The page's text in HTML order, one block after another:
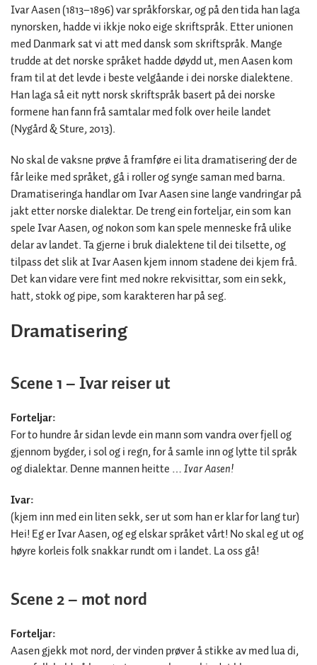
Ivar Aasen (1813–1896) var språkforskar, og på den tida han laga
nynorsken, hadde vi ikkje noko eige skriftspråk. Etter unionen
med Danmark sat vi att med dansk som skriftspråk. Mange
trudde at det norske språket hadde døydd ut, men Aasen kom
fram til at det levde i beste velgåande i dei norske dialektene.
Han laga så eit nytt norsk skriftspråk basert på dei norske
formene han fann frå samtalar med folk over heile landet
(Nygård & Sture, 2013).
No skal de vaksne prøve å framføre ei lita dramatisering der de
får leike med språket, gå i roller og synge saman med barna.
Dramatiseringa handlar om Ivar Aasen sine lange vandringar på
jakt etter norske dialektar. De treng ein forteljar, ein som kan
spele Ivar Aasen, og nokon som kan spele menneske frå ulike
delar av landet. Ta gjerne i bruk dialektene til dei tilsette, og
tilpass det slik at Ivar Aasen kjem innom stadene dei kjem frå.
Det kan vidare vere fint med nokre rekvisittar, som ein sekk,
hatt, stokk og pipe, som karakteren har på seg.
Dramatisering
Scene 1 – Ivar reiser ut
Forteljar:
For to hundre år sidan levde ein mann som vandra over fjell og
gjennom bygder, i sol og i regn, for å samle inn og lytte til språk
og dialektar. Denne mannen heitte …Ivar Aasen!
Ivar:
(kjem inn med ein liten sekk, ser ut som han er klar for lang tur)
Hei! Eg er Ivar Aasen, og eg elskar språket vårt! No skal eg ut og
høyre korleis folk snakkar rundt om i landet. La oss gå!
Scene 2 – mot nord
Forteljar:
Aasen gjekk mot nord, der vinden prøver å stikke av med lua di,